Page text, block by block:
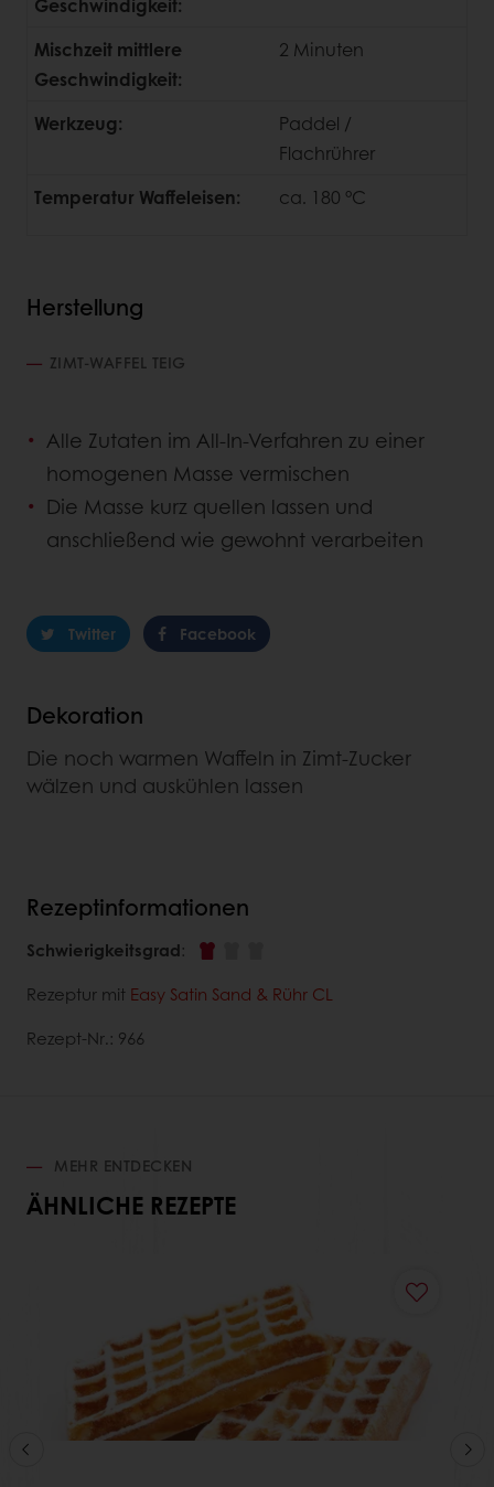
Mischzeit mittlere
Geschwindigkeit:
2 Minuten
Werkzeug:
Paddel /
Flachrührer
Temperatur Waffeleisen:
ca. 180 °C
Herstellung
ZIMT-WAFFEL TEIG
Alle Zutaten im All-In-Verfahren zu einer
homogenen Masse vermischen
Die Masse kurz quellen lassen und
anschließend wie gewohnt verarbeiten
Twitter Facebook
Dekoration
Die noch warmen Waffeln in Zimt-Zucker
wälzen und auskühlen lassen
Rezeptinformationen
Schwierigkeitsgrad:
Rezeptur mit Easy Satin Sand & Rühr CL
Rezept-Nr.: 966
MEHR ENTDECKEN
ÄHNLICHE REZEPTE